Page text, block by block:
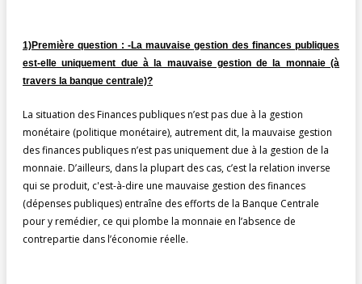
1)Première question : -La mauvaise gestion des finances publiques
est-elle uniquement due à la mauvaise gestion de la monnaie (à
travers la banque centrale)?
La situation des Finances publiques n’est pas due à la gestion
monétaire (politique monétaire), autrement dit, la mauvaise gestion
des finances publiques n’est pas uniquement due à la gestion de la
monnaie. D’ailleurs, dans la plupart des cas, c’est la relation inverse
qui se produit, c'est-à-dire une mauvaise gestion des finances
(dépenses publiques) entraîne des efforts de la Banque Centrale
pour y remédier, ce qui plombe la monnaie en l’absence de
contrepartie dans l’économie réelle.